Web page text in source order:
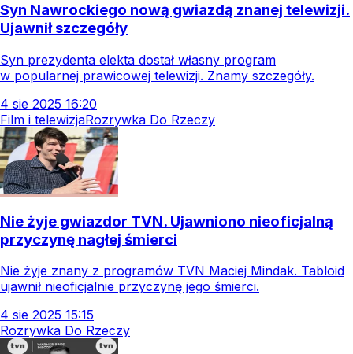
Syn Nawrockiego nową gwiazdą znanej telewizji.
Ujawnił szczegóły
Syn prezydenta elekta dostał własny program
w popularnej prawicowej telewizji. Znamy szczegóły.
4 sie 2025 16:20
Film i telewizjaRozrywka Do Rzeczy
Nie żyje gwiazdor TVN. Ujawniono nieoficjalną
przyczynę nagłej śmierci
Nie żyje znany z programów TVN Maciej Mindak. Tabloid
ujawnił nieoficjalnie przyczynę jego śmierci.
4 sie 2025 15:15
Rozrywka Do Rzeczy